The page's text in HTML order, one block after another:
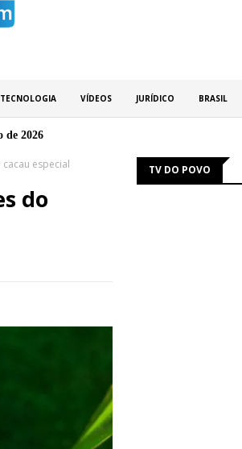
TECNOLOGIA VÍDEOS JURÍDICO BRASIL
de 2026
especial
do
TV DO POVO